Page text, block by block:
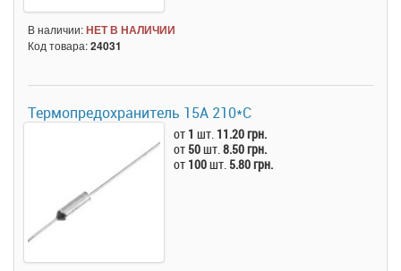
В наличии:НЕТ В НАЛИЧИИ
Код товара:24031
Термопредохранитель 15А 210*C
от 1 шт. 11.20 грн.
от 50шт.8.50 грн.
от 100шт. 5.80 грн.